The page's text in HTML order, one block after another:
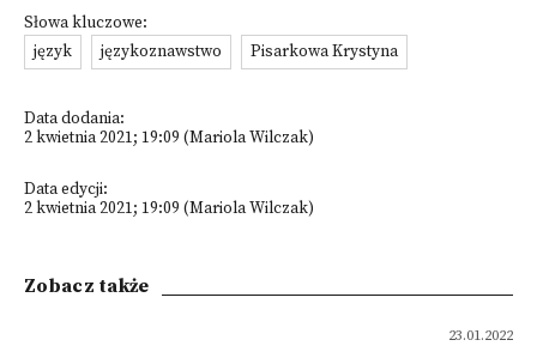
Słowa kluczowe:
język
językoznawstwo Pisarkowa Krystyna
Data dodania:
2 kwietnia 2021; 19:09 (Mariola Wilczak)
Data edycji:
2 kwietnia 2021; 19:09 (Mariola Wilczak)
Zobacz także
23.01.2022